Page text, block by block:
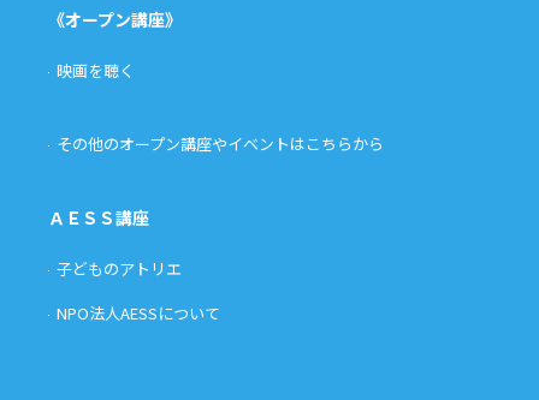
《オープン講座》
映画を聴く
その他のオープン講座やイベントはこちらから
ＡＥＳＳ講座
子どものアトリエ
NPO法人AESSについて